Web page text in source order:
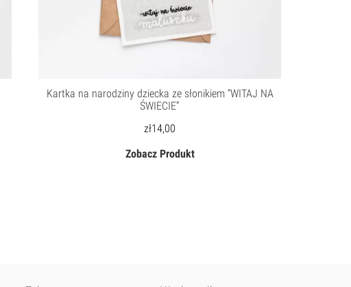
Kartka na narodziny dziecka ze słonikiem “WITAJ NA
ŚWIECIE”
zł14,00
Zobacz Produkt